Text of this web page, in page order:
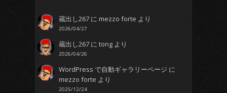
蔵出し267 にmezzo forte より
2026/04/27
蔵出し267 にtong より
2026/04/26
WordPress で自動ギャラリーページ に
mezzo forte より
2025/12/24